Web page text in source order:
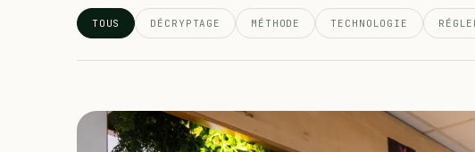
TOUS DÉCRYPTAGE MÉTHODE TECHNOLOGIE